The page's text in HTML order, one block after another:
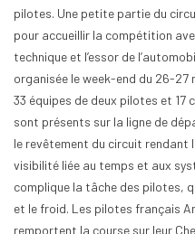
pilotes. Une petite partie du
pour accueillir la compétition
technique et l’essor de
organisée le week-end du 26-27
33 équipes de deux pilotes et
sont présents sur la ligne de
le revêtement du circuit rendant
visibilité liée au temps et aux
complique la tâche des pilotes,
et le froid. Les pilotes français
remportent la course sur leur